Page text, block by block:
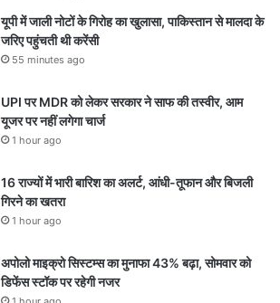
यूपी में जाली नोटों के गिरोह का खुलासा, पाकिस्तान से मालदा के
जरिए पहुंचती थी करेंसी
55 minutes ago
UPI पर MDR को लेकर सरकार ने साफ की तस्वीर, आम
यूजर पर नहीं लगेगा चार्ज
1 hour ago
16 राज्यों में भारी बारिश का अलर्ट, आंधी-तूफान और बिजली
गिरने का खतरा
1 hour ago
अपोलो माइक्रो सिस्टम्स का मुनाफा 43% बढ़ा, सोमवार को
डिफेंस स्टॉक पर रहेगी नजर